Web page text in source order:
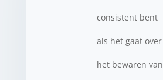
consistent bent
als het gaat over
het bewaren van